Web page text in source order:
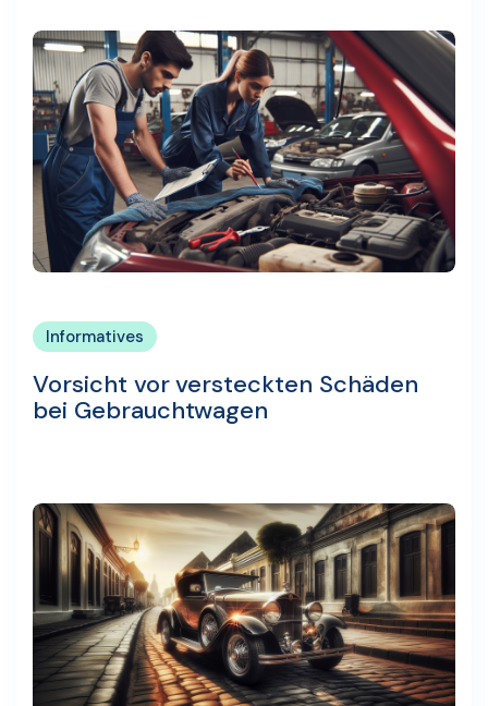
Informatives
Vorsicht vor versteckten Schäden
bei Gebrauchtwagen